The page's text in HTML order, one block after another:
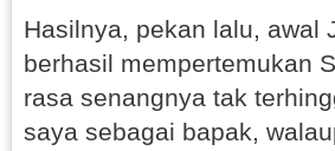
Hasilnya, pekan lalu, awal
berhasil mempertemukan
rasa senangnya tak
saya sebagai bapak,